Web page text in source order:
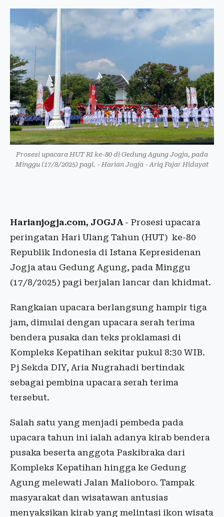
Prosesi upacara HUT RI ke-80 di Gedung Agung Jogja, pada
Minggu (17/8/2025) pagi. - Harian Jogja - Ariq Fajar Hidayat
Harianjogja.com, JOGJA- Prosesi upacara
peringatan Hari Ulang Tahun (HUT) ke-80
Republik Indonesia di Istana Kepresidenan
Jogja atau Gedung Agung, pada Minggu
(17/8/2025) pagi berjalan lancar dan khidmat.
Rangkaian upacara berlangsung hampir tiga
jam, dimulai dengan upacara serah terima
bendera pusaka dan teks proklamasi di
Kompleks Kepatihan sekitar pukul 8:30 WIB.
Pj Sekda DIY, Aria Nugrahadi bertindak
sebagai pembina upacara serah terima
tersebut.
Salah satu yang menjadi pembeda pada
upacara tahun ini ialah adanya kirab bendera
pusaka beserta anggota Paskibraka dari
Kompleks Kepatihan hingga ke Gedung
Agung melewati Jalan Malioboro. Tampak
masyarakat dan wisatawan antusias
menyaksikan kirab yang melintasi ikon wisata